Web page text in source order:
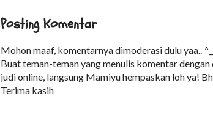
Posting Komentar
Mohon maaf, komentarnya dimoderasi dulu yaa..
Buat teman-teman yang menulis komentar
judi online, langsung Mamiyu hempaskan loh ya!
Terima kasih